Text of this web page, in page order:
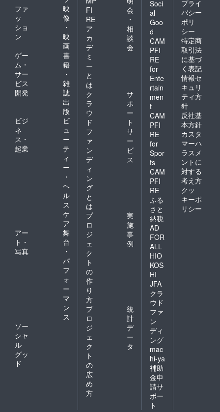
ファ
ッ
ショ
ン
映
像
・
映
画
ゲー
ム・
サー
ビス
開発
書
籍
・
雑
誌
出
版
ビジ
ネ
ス・
起業
ビ
ュ
ー
テ
ィ
ー
・
ヘ
ル
ス
ケ
ア
アー
ト・
写真
舞
台
・
パ
フ
ォ
ー
マ
ン
ス
ソー
シャ
ル
グッ
ド
FI
RE
ア
カ
デ
ミ
ー
と
は
会
・
相
談
会
ク
ラ
ウ
ド
フ
ァ
ン
デ
ィ
ン
グ
と
は
サ
ポ
ー
ト
サ
ー
ビ
ス
プ
ロ
ジ
ェ
ク
ト
の
作
り
方
実
施
事
例
プ
ロ
ジ
ェ
ク
ト
の
広
め
方
統
計
デ
ー
タ
Soci
al
Goo
d
CAM
PFI
RE
for
Ente
rtain
men
t
CAM
PFI
RE
for
Spor
ts
CAM
PFI
RE
ふる
さと
納税
AD
FOR
ALL
HIO
KOS
HI
JFA
クラ
ウド
ファ
ン
ディ
ング
mac
hi-ya
補助
金申
請サ
ポー
ト
プライ
バシー
ポリ
シー
特定商
取引法
に基づ
く表記
情報セ
キュリ
ティ方
針
反社基
本方針
カスタ
マーハ
ラスメ
ントに
対する
考え方
クッ
キーポ
リシー